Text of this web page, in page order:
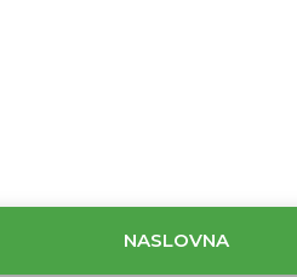
NASLOVNA